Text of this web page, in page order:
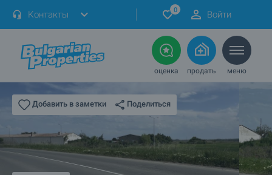
Контакты 0 Войти
оценка продать меню
Добавить в заметки Поделиться